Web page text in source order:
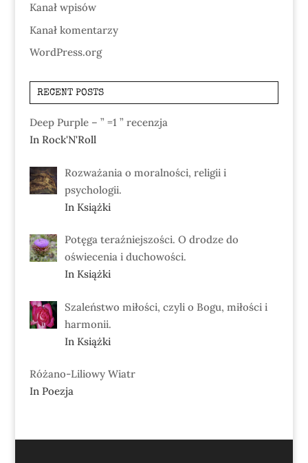
Kanał wpisów
Kanał komentarzy
WordPress.org
RECENT POSTS
Deep Purple – ” =1 ” recenzja
In Rock'N'Roll
Rozważania o moralności, religii i
psychologii.
In Książki
Potęga teraźniejszości. O drodze do
oświecenia i duchowości.
In Książki
Szaleństwo miłości, czyli o Bogu, miłości i
harmonii.
In Książki
Różano-Liliowy Wiatr
In Poezja